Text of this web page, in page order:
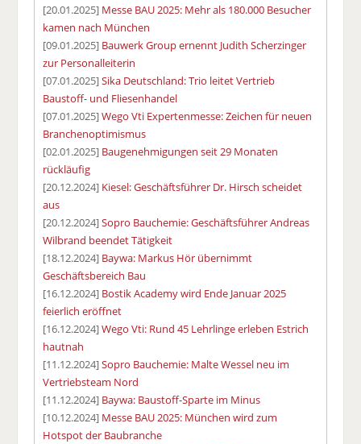
[20.01.2025] Messe BAU 2025: Mehr als 180.000 Besucher
kamen nach München
[09.01.2025] Bauwerk Group ernennt Judith Scherzinger
zur Personalleiterin
[07.01.2025]Sika Deutschland: Trio leitet Vertrieb
Baustoff- und Fliesenhandel
[07.01.2025]Wego Vti Expertenmesse: Zeichen für neuen
Branchenoptimismus
[02.01.2025] Baugenehmigungen seit 29 Monaten
rückläufig
[20.12.2024] Kiesel: Geschäftsführer Dr. Hirsch scheidet
aus
[20.12.2024]Sopro Bauchemie: Geschäftsführer Andreas
Wilbrand beendet Tätigkeit
[18.12.2024] Baywa: Markus Hör übernimmt
Geschäftsbereich Bau
[16.12.2024] Bostik Academy wird Ende Januar 2025
feierlich eröffnet
[16.12.2024]Wego Vti: Rund 45 Lehrlinge erleben Estrich
hautnah
[11.12.2024]Sopro Bauchemie: Malte Wessel neu im
Vertriebsteam Nord
[11.12.2024] Baywa: Baustoff-Sparte im Minus
[10.12.2024] Messe BAU 2025: München wird zum
Hotspot der Baubranche